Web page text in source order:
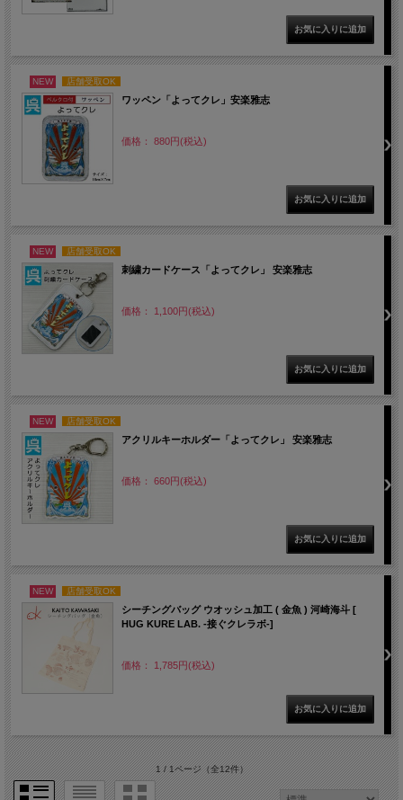
NEW 店舗受取OK
ワッペン「よってクレ」安楽雅志
価格： 880円(税込)
NEW 店舗受取OK
刺繍カードケース「よってクレ」 安楽雅志
価格： 1,100円(税込)
NEW 店舗受取OK
アクリルキーホルダー「よってクレ」 安楽雅志
価格： 660円(税込)
NEW 店舗受取OK
シーチングバッグ ウオッシュ加工 ( 金魚 ) 河崎海斗 [
HUG KURE LAB. -接ぐクレラボ-]
価格： 1,785円(税込)
1 / 1ページ（全12件）